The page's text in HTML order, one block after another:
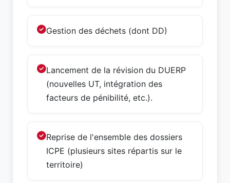
Gestion des déchets (dont DD)
Lancement de la révision du DUERP
(nouvelles UT, intégration des
facteurs de pénibilité, etc.).
Reprise de l'ensemble des dossiers
ICPE (plusieurs sites répartis sur le
territoire)